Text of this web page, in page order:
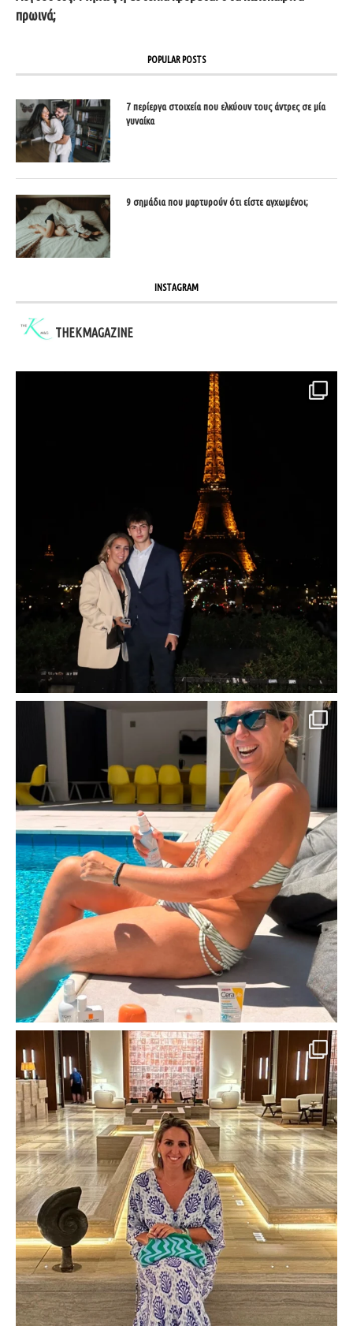
πρωινά;
POPULAR POSTS
7 περίεργα στοιχεία που ελκύουν τους άντρες σε μία
γυναίκα
9 σημάδια που μαρτυρούν ότι είστε αγχωμένοι;
INSTAGRAM
THEKMAGAZINE